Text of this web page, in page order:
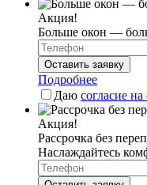
Акция!
Больше окон —
Оставить заявку
Подробнее
Даю согласие
Акция!
Рассрочка без
Наслаждайтесь